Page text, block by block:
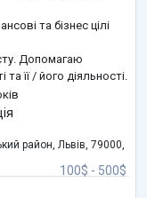
та бізнес цілі
Допомагаю
її / його діяльності.
щодо
є на заваді до
100$ - 500$
район, Львів, 79000,